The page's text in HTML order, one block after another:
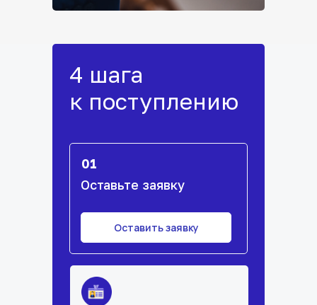
4 шага
к поступлению
01
Оставьте заявку
Оставить заявку